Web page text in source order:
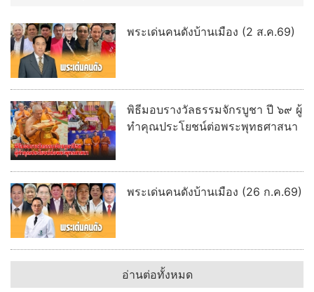
พระเด่นคนดังบ้านเมือง (2 ส.ค.69)
พิธีมอบรางวัลธรรมจักรบูชา ปี ๖๙ ผู้
ทำคุณประโยชน์ต่อพระพุทธศาสนา
พระเด่นคนดังบ้านเมือง (26 ก.ค.69)
อ่านต่อทั้งหมด